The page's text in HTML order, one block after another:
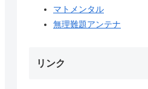
マトメンタル
無理難題アンテナ
リンク